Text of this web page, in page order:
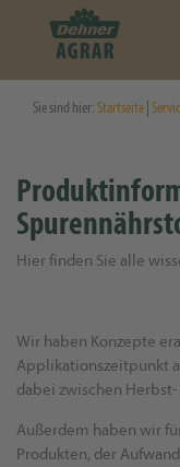
Sie sind hier:Startseite
Hier finden Sie alle
Wir haben Konzepte
Applikationszeitpunkt
dabei zwischen
Außerdem haben wir
Produkten, der